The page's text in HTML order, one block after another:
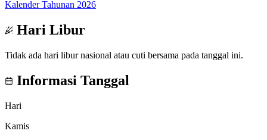
Kalender Tahunan 2026
Hari Libur
Tidak ada hari libur nasional atau cuti bersama pada tanggal ini.
Informasi Tanggal
Hari
Kamis